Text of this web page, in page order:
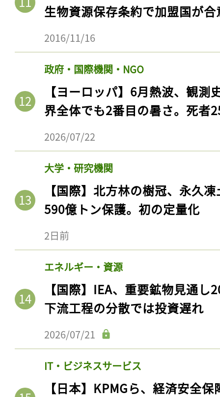
生物資源保存条約で加盟国が合
2016/11/16
政府・国際機関・NGO
【ヨーロッパ】6月熱波、観
界全体でも2番目の暑さ。死者
2026/07/22
大学・研究機関
【国際】北方林の樹冠、永久
590億トン保護。初の定量化
2日前
エネルギー・資源
【国際】IEA、重要鉱物見通
下流工程の分散では投資遅れ
2026/07/21
IT・ビジネスサービス
【日本】KPMGら、経済安全